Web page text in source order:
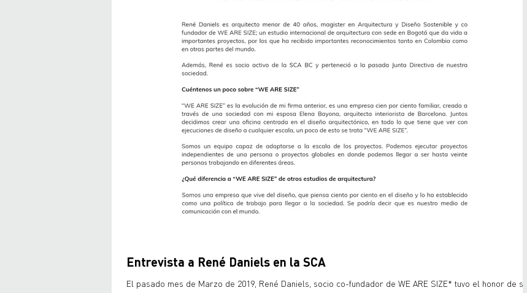
Entrevista a René Daniels en la SCA
El pasado mes de Marzo de 2019, René Daniels, socio co-fundador de WE ARE SIZE* tuvo el honor de ser